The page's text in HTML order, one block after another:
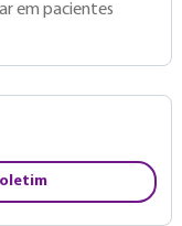
em pacientes